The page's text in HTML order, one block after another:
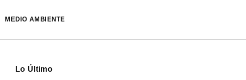
MEDIO AMBIENTE
Lo Último